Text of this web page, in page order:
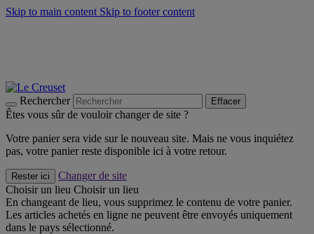
Skip to main content Skip to footer content
Rechercher Effacer
Êtes vous sûr de vouloir changer de site ?
Votre panier sera vide sur le nouveau site. Mais ne vous inquiétez
pas, votre panier reste disponible ici à votre retour.
Rester ici
Changer de site
Choisir un lieu Choisir un lieu
En changeant de lieu, vous supprimez le contenu de votre panier.
Les articles achetés en ligne ne peuvent être envoyés uniquement
dans le pays sélectionné.